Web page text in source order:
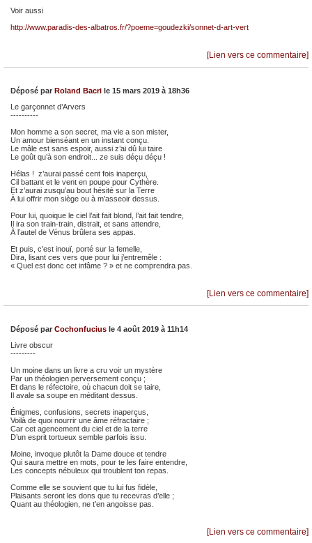
Voir aussi
http://www.paradis-des-albatros.fr/?poeme=goudezki/sonnet-d-art-vert
[Lien vers ce commentaire]
Déposé par Roland Bacri le 15 mars 2019 à 18h36
Le garçonnet d’Arvers
----------
Mon homme a son secret, ma vie a son mister,
Un amour bienséant en un instant conçu.
Le mâle est sans espoir, aussi z’ai dû lui taire
Le goût qu’à son endroit... ze suis déçu déçu !
Hélas ! z’aurai passé cent fois inaperçu,
Cil battant et le vent en poupe pour Cythère.
Et z’aurai zusqu’au bout hésité sur la Terre
À lui offrir mon siège ou à m’asseoir dessus.
Pour lui, quoique le ciel l’ait fait blond, l’ait fait tendre,
Il ira son train-train, distrait, et sans attendre,
À l’autel de Vénus brûlera ses appas.
Et puis, c’est inouï, porté sur la femelle,
Dira, lisant ces vers que pour lui j’entremêle :
« Quel est donc cet infâme ? » et ne comprendra pas.
[Lien vers ce commentaire]
Déposé par Cochonfucius le 4 août 2019 à 11h14
Livre obscur
---------
Un moine dans un livre a cru voir un mystère
Par un théologien perversement conçu ;
Et dans le réfectoire, où chacun doit se taire,
Il avale sa soupe en méditant dessus.
Énigmes, confusions, secrets inaperçus,
Voilà de quoi nourrir une âme réfractaire ;
Car cet agencement du ciel et de la terre
D’un esprit tortueux semble parfois issu.
Moine, invoque plutôt la Dame douce et tendre
Qui saura mettre en mots, pour te les faire entendre,
Les concepts nébuleux qui troublent ton repas.
Comme elle se souvient que tu lui fus fidèle,
Plaisants seront les dons que tu recevras d’elle ;
Quant au théologien, ne t’en angoisse pas.
[Lien vers ce commentaire]